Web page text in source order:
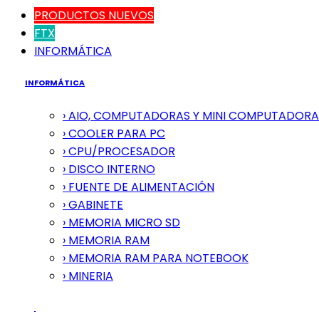
PRODUCTOS NUEVOS
FTX
INFORMÁTICA
INFORMÁTICA
› AIO, COMPUTADORAS Y MINI
› COOLER PARA PC
› CPU/PROCESADOR
› DISCO INTERNO
› FUENTE DE ALIMENTACIÓN
› GABINETE
› MEMORIA MICRO SD
› MEMORIA RAM
› MEMORIA RAM PARA NOTEBOOK
› MINERIA